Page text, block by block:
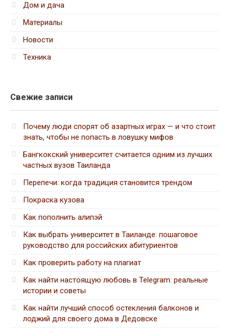
Дом и дача
Материалы
Новости
Техника
Свежие записи
Почему люди спорят об азартных играх — и что стоит
знать, чтобы не попасть в ловушку мифов
Бангкокский университет считается одним из лучших
частных вузов Таиланда
Перепечи: когда традиция становится трендом
Покраска кузова
Как пополнить алипэй
Как выбрать университет в Таиланде: пошаговое
руководство для российских абитуриентов
Как проверить работу на плагиат
Как найти настоящую любовь в Telegram: реальные
истории и советы
Как найти лучший способ остекления балконов и
лоджий для своего дома в Дедовске